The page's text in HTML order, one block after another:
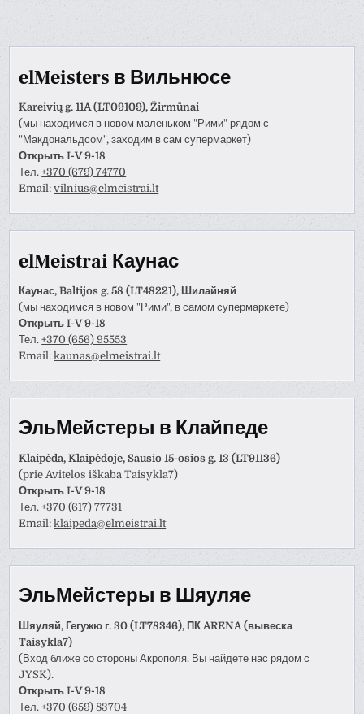
elMeisters в Вильнюсе
Kareivių g. 11A (LT09109), Žirmūnai
(мы находимся в новом маленьком "Рими" рядом с
"Макдональдсом", заходим в сам супермаркет)
Открыть I-V 9-18
Тел.+370 (679) 74770
Email:vilnius@elmeistrai.lt
elMeistrai Каунас
Каунас, Baltijos g. 58 (LT48221), Шилайняй
(мы находимся в новом "Рими", в самом супермаркете)
Открыть I-V 9-18
Тел.+370 (656) 95553
Email:kaunas@elmeistrai.lt
ЭльМейстеры в Клайпеде
Klaipėda, Klaipėdoje, Sausio 15-osios g. 13 (LT91136)
(prie Avitelos iškaba Taisykla7)
Открыть I-V 9-18
Тел.+370 (617) 77731
Email:klaipeda@elmeistrai.lt
ЭльМейстеры в Шяуляе
Шяуляй, Гегужю г. 30 (LT78346), ПК ARENA (вывеска
Taisykla7)
(Вход ближе со стороны Акрополя. Вы найдете нас рядом с
JYSK).
Открыть I-V 9-18
Тел.+370 (659) 83704